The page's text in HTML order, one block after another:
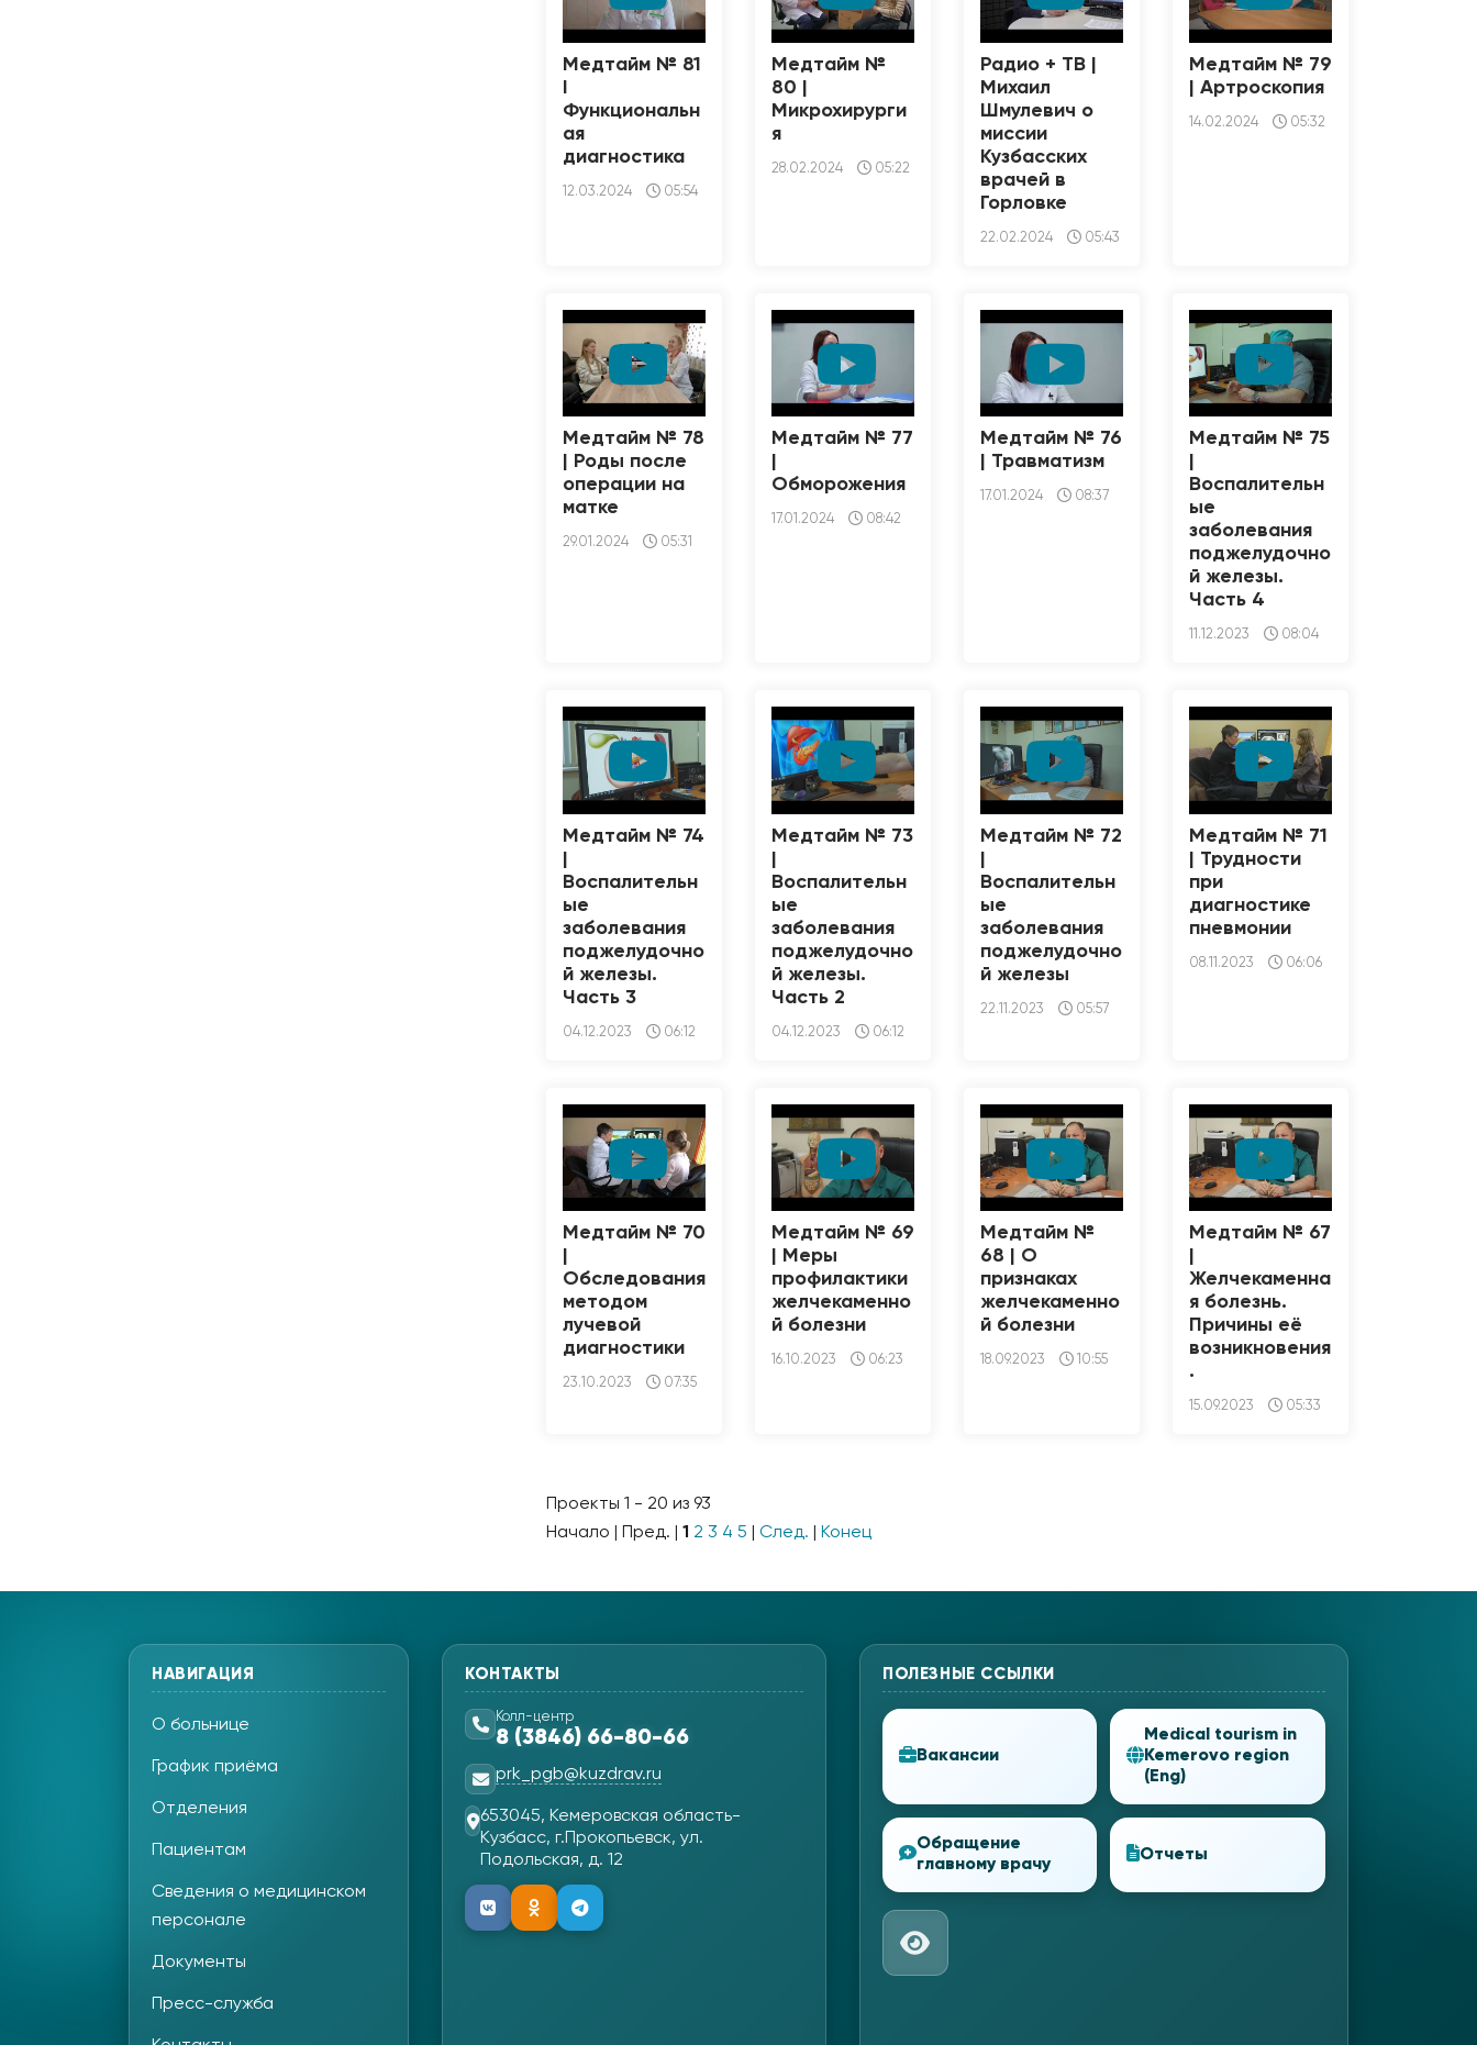
Медтайм № 81
Функциональн
ая
диагностика
12.03.2024 05:54
Медтайм №
80 |
Микрохирурги
я
28.02.2024 05:22
Радио + ТВ |
Михаил
Шмулевич о
миссии
Кузбасских
врачей в
Горловке
22.02.2024 05:43
Медтайм № 79
| Артроскопия
14.02.2024 05:32
Медтайм № 78
| Роды после
операции на
матке
29.01.2024 05:31
Медтайм № 77
Обморожения
17.01.2024 08:42
Медтайм № 76
| Травматизм
17.01.2024 08:37
Медтайм № 75
Воспалительн
ые
заболевания
поджелудочно
й железы.
Часть 4
11.12.2023 08:04
Медтайм № 74
Воспалительн
ые
заболевания
поджелудочно
й железы.
Часть 3
04.12.2023 06:12
Медтайм № 73
Воспалительн
ые
заболевания
поджелудочно
й железы.
Часть 2
04.12.2023 06:12
Медтайм № 72
Воспалительн
ые
заболевания
поджелудочно
й железы
22.11.2023 05:57
Медтайм № 71
| Трудности
при
диагностике
пневмонии
08.11.2023 06:06
Медтайм № 70
Обследования
методом
лучевой
диагностики
23.10.2023 07:35
Медтайм № 69
| Меры
профилактики
желчекаменно
й болезни
16.10.2023 06:23
Медтайм №
68 | О
признаках
желчекаменно
й болезни
18.09.2023 10:55
Медтайм № 67
Желчекаменна
я болезнь.
Причины её
возникновения
.
15.09.2023 05:33
Проекты 1 - 20 из 93
Начало | Пред. | 1 2 3 4 5 След. Конец
НАВИГАЦИЯ
О больнице
График приёма
Отделения
Пациентам
Сведения о медицинском
персонале
Документы
Пресс-служба
КОНТАКТЫ
Колл-центр
8 (3846) 66-80-66
prk_pgb@kuzdrav.ru
653045, Кемеровская область-
Кузбасс, г.Прокопьевск, ул.
Подольская, д. 12
ПОЛЕЗНЫЕ ССЫЛКИ
Вакансии
Medical tourism in
Kemerovo region
(Eng)
Обращение
главному врачу
Отчеты